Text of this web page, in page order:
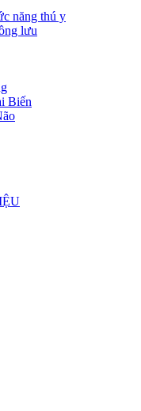
năng thú y
lưu
Biến